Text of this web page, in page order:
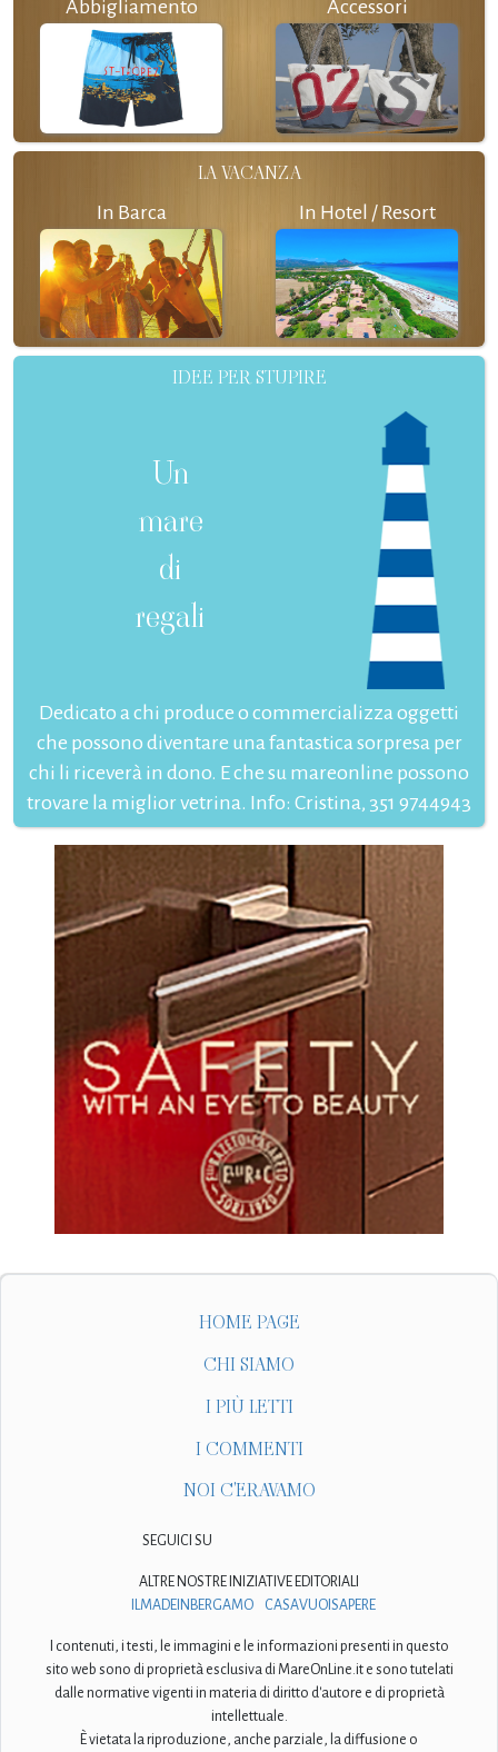
Abbigliamento Accessori
LA VACANZA
In Barca In Hotel / Resort
IDEE PER STUPIRE
Un
mare
di
regali
Dedicato a chi produce o commercializza oggetti
che possono diventare una fantastica sorpresa per
chi li riceverà in dono. E che su mareonline possono
trovare la miglior vetrina. Info: Cristina, 351 9744943
HOME PAGE
CHI SIAMO
I PIÙ LETTI
I COMMENTI
NOI C'ERAVAMO
SEGUICI SU
ALTRE NOSTRE INIZIATIVE EDITORIALI
ILMADEINBERGAMO
CASAVUOISAPERE
I contenuti, i testi, le immagini e le informazioni presenti in questo
sito web sono di proprietà esclusiva di MareOnLine.it e sono tutelati
dalle normative vigenti in materia di diritto d'autore e di proprietà
intellettuale.
È vietata la riproduzione, anche parziale, la diffusione o